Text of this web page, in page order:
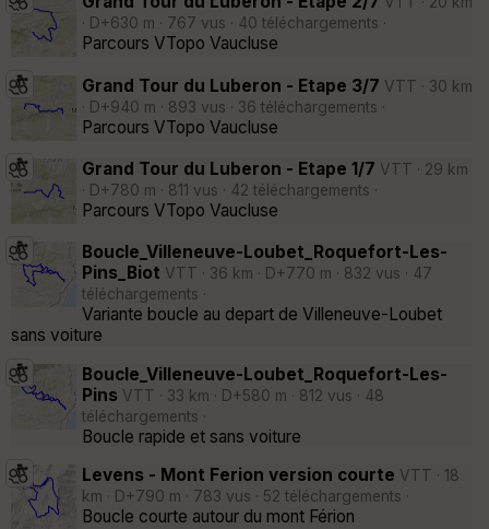
· D+630 m · 767 vus · 40 téléchargements ·
Parcours VTopo Vaucluse
Grand Tour du Luberon - Etape 3/7 VTT · 30 km
· D+940 m · 893 vus · 36 téléchargements ·
Parcours VTopo Vaucluse
Grand Tour du Luberon - Etape 1/7 VTT · 29 km
· D+780 m · 811 vus · 42 téléchargements ·
Parcours VTopo Vaucluse
Boucle_Villeneuve-Loubet_Roquefort-Les-
Pins_Biot VTT · 36 km · D+770 m · 832 vus · 47
téléchargements ·
Variante boucle au depart de Villeneuve-Loubet
sans voiture
Boucle_Villeneuve-Loubet_Roquefort-Les-
Pins VTT · 33 km · D+580 m · 812 vus · 48
téléchargements ·
Boucle rapide et sans voiture
Levens - Mont Ferion version courte VTT · 18
km · D+790 m · 783 vus · 52 téléchargements ·
Boucle courte autour du mont Férion